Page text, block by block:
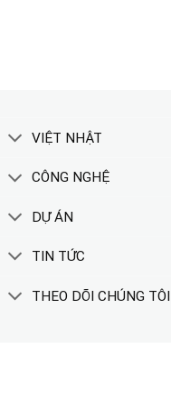
VIỆT NHẬT
CÔNG NGHỆ
DỰ ÁN
TIN TỨC
THEO DÕI CHÚNG TÔI